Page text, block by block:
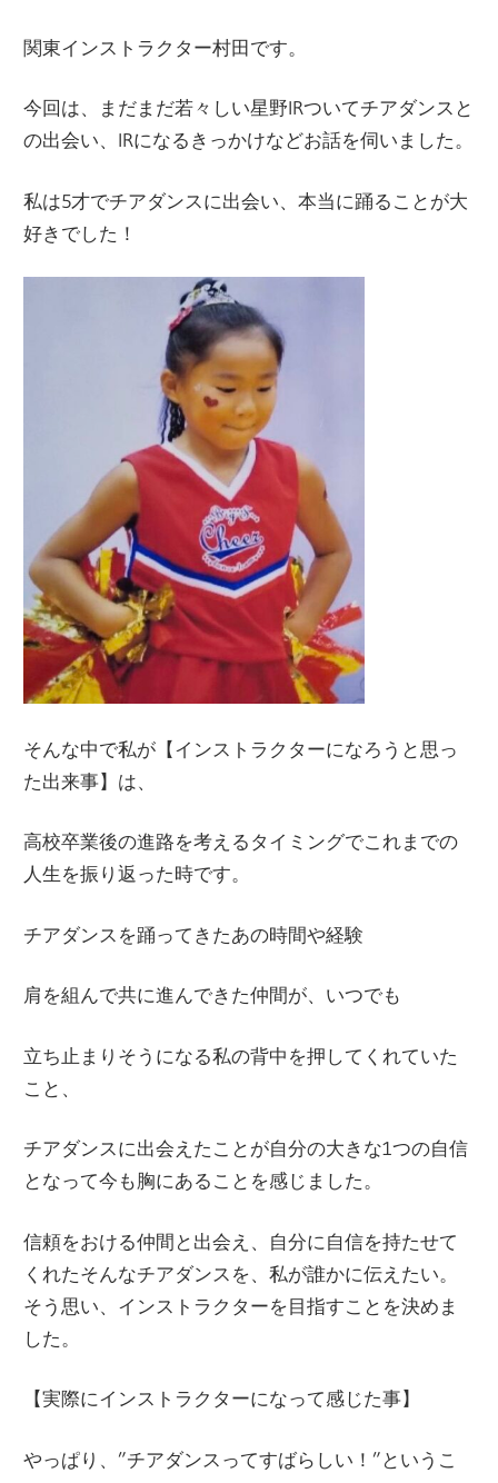
関東インストラクター村田です。
今回は、まだまだ若々しい星野IRついてチアダンスと
の出会い、IRになるきっかけなどお話を伺いました。
私は5才でチアダンスに出会い、本当に踊ることが大
好きでした！
そんな中で私が【インストラクターになろうと思っ
た出来事】は、
高校卒業後の進路を考えるタイミングでこれまでの
人生を振り返った時です。
チアダンスを踊ってきたあの時間や経験
肩を組んで共に進んできた仲間が、いつでも
立ち止まりそうになる私の背中を押してくれていた
こと、
チアダンスに出会えたことが自分の大きな1つの自信
となって今も胸にあることを感じました。
信頼をおける仲間と出会え、自分に自信を持たせて
くれたそんなチアダンスを、私が誰かに伝えたい。
そう思い、インストラクターを目指すことを決めま
した。
【実際にインストラクターになって感じた事】
やっぱり、”チアダンスってすばらしい！”というこ